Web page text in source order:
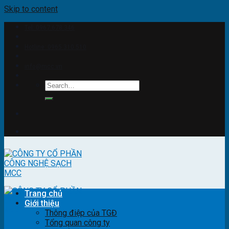
Skip to content
Trang chủ
Giới thiệu
Thông điệp của TGĐ
Tổng quan công ty